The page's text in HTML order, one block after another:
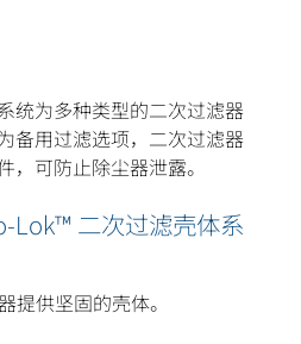
统为多种类型的二次过滤器
备用过滤选项，二次过滤器
，可防止除尘器泄露。
Lok™ 二次过滤壳体系
提供坚固的壳体。